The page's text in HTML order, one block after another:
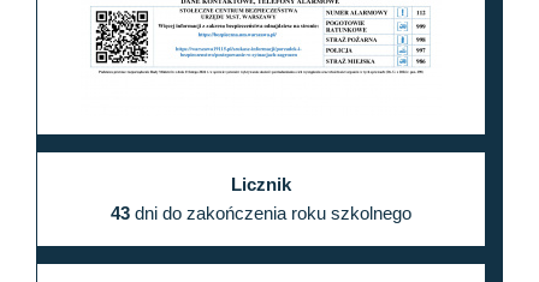
Licznik
43 dni do zakończenia roku szkolnego